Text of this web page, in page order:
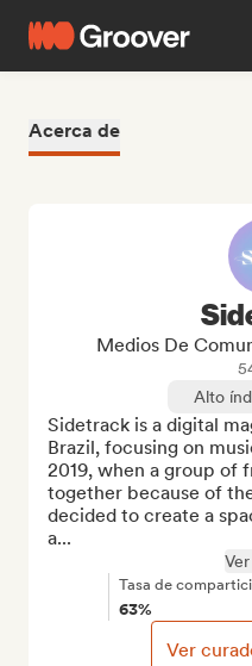
Acerca de
Medios De
Alto
Sidetrack is a digital
Brazil, focusing on
2019, when a group of
together because of
decided to create a
a...
Tasa de
63%
Ver